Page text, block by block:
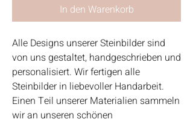
In den Warenkorb
Alle Designs unserer Steinbilder sind
von uns gestaltet, handgeschrieben und
personalisiert. Wir fertigen alle
Steinbilder in liebevoller Handarbeit.
Einen Teil unserer Materialien sammeln
wir an unseren schönen